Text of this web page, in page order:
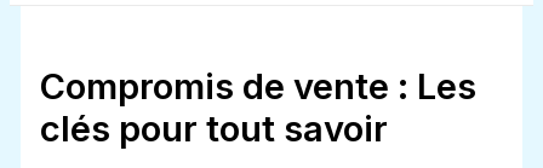
Compromis de vente : Les
clés pour tout savoir